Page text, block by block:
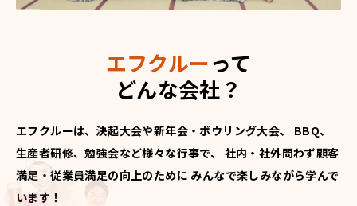
エフクルーって
どんな会社？
エフクルーは、決起大会や新年会・ボウリング大会、
BBQ、
生産者研修、勉強会など様々な行事で、
社内・社外問わず顧客
満足・従業員満足の向上のために みんなで楽しみながら学んで
います！